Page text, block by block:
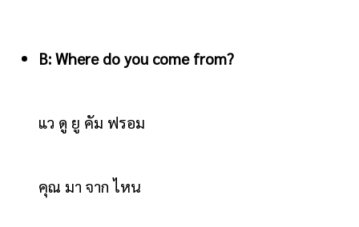
B: Where do you come from?
แว ดู ยู คัม ฟรอม
คุณ มา จาก ไหน